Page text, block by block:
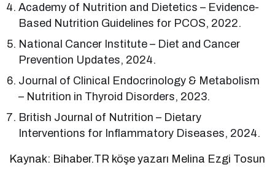
Academy of Nutrition and Dietetics – Evidence-
Based Nutrition Guidelines for PCOS, 2022.
National Cancer Institute – Diet and Cancer
Prevention Updates, 2024.
Journal of Clinical Endocrinology & Metabolism
– Nutrition in Thyroid Disorders, 2023.
British Journal of Nutrition – Dietary
Interventions for Inflammatory Diseases, 2024.
Kaynak: Bihaber.TR köşe yazarı Melina Ezgi Tosun